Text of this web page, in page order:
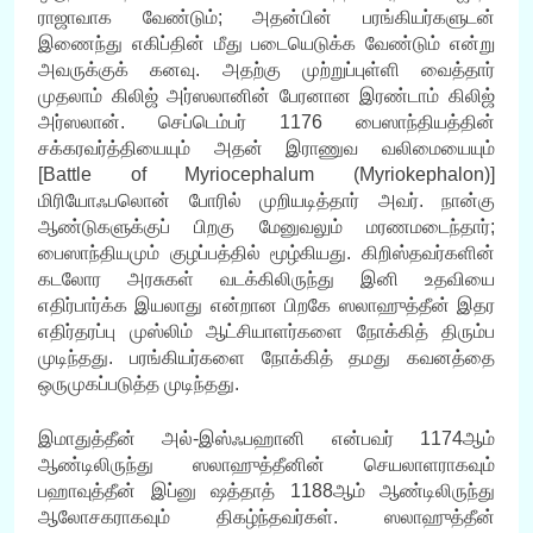
ராஜாவாக வேண்டும்; அதன்பின் பரங்கியர்களுடன்
இணைந்து எகிப்தின் மீது படையெடுக்க வேண்டும் என்று
அவருக்குக் கனவு. அதற்கு முற்றுப்புள்ளி வைத்தார்
முதலாம் கிலிஜ் அர்ஸலானின் பேரனான இரண்டாம் கிலிஜ்
அர்ஸலான். செப்டெம்பர் 1176 பைஸாந்தியத்தின்
சக்கரவர்த்தியையும் அதன் இராணுவ வலிமையையும்
[Battle of Myriocephalum (Myriokephalon)]
மிரியோஃபலொன் போரில் முறியடித்தார் அவர். நான்கு
ஆண்டுகளுக்குப் பிறகு மேனுவலும் மரணமடைந்தார்;
பைஸாந்தியமும் குழப்பத்தில் மூழ்கியது. கிறிஸ்தவர்களின்
கடலோர அரசுகள் வடக்கிலிருந்து இனி உதவியை
எதிர்பார்க்க இயலாது என்றான பிறகே ஸலாஹுத்தீன் இதர
எதிர்தரப்பு முஸ்லிம் ஆட்சியாளர்களை நோக்கித் திரும்ப
முடிந்தது. பரங்கியர்களை நோக்கித் தமது கவனத்தை
ஒருமுகப்படுத்த முடிந்தது.
இமாதுத்தீன் அல்-இஸ்ஃபஹானி என்பவர் 1174ஆம்
ஆண்டிலிருந்து ஸலாஹுத்தீனின் செயலாளராகவும்
பஹாவுத்தீன் இப்னு ஷத்தாத் 1188ஆம் ஆண்டிலிருந்து
ஆலோசகராகவும் திகழ்ந்தவர்கள். ஸலாஹுத்தீன்